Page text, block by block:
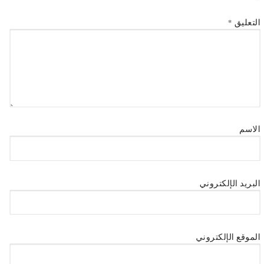
التعليق *
الاسم
البريد الإلكتروني
الموقع الإلكتروني